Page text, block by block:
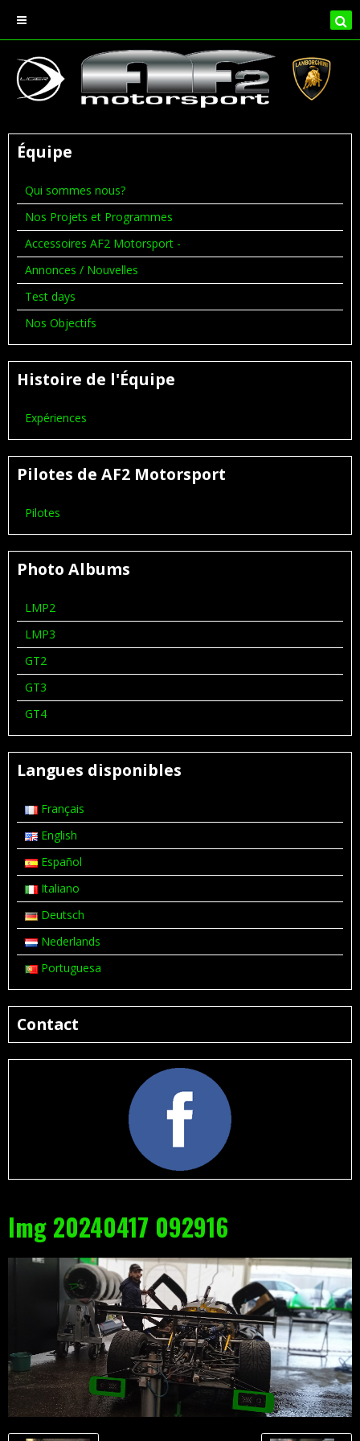
Img 20240417 092916
Équipe
Qui sommes nous?
Nos Projets et Programmes
Accessoires AF2 Motorsport -
Annonces / Nouvelles
Test days
Nos Objectifs
Histoire de l'Équipe
Expériences
Pilotes de AF2 Motorsport
Pilotes
Photo Albums
LMP2
LMP3
GT2
GT3
GT4
Langues disponibles
Français
English
Español
Italiano
Deutsch
Nederlands
Portuguesa
Contact